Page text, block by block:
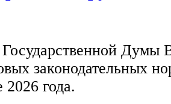
Государственной Думы
законодательных
2026 года.